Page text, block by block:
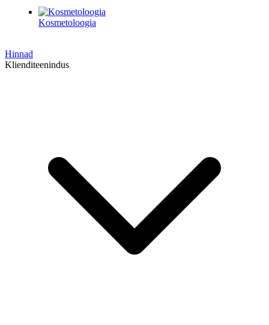
Kosmetoloogia
Hinnad
Klienditeenindus